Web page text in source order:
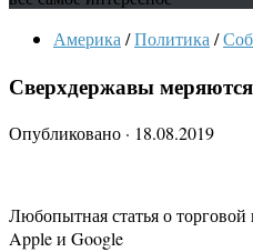
Америка /Политика /
Сверхдержавы
Опубликовано · 18.08.2019
Любопытная статья о
Apple и Google